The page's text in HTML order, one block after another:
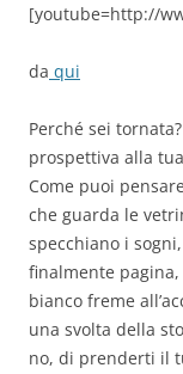
[youtube=http://
da qui
Perché sei
prospettiva alla
Come puoi
che guarda le
specchiano i
finalmente
bianco freme
una svolta della
no, di prenderti il